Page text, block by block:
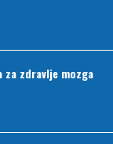
za zdravlje mozga